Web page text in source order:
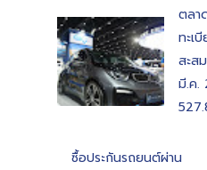
ตลา
ทะเ
สะส
มี.ค.
ซื้อประกันรถยนต์ผ่าน